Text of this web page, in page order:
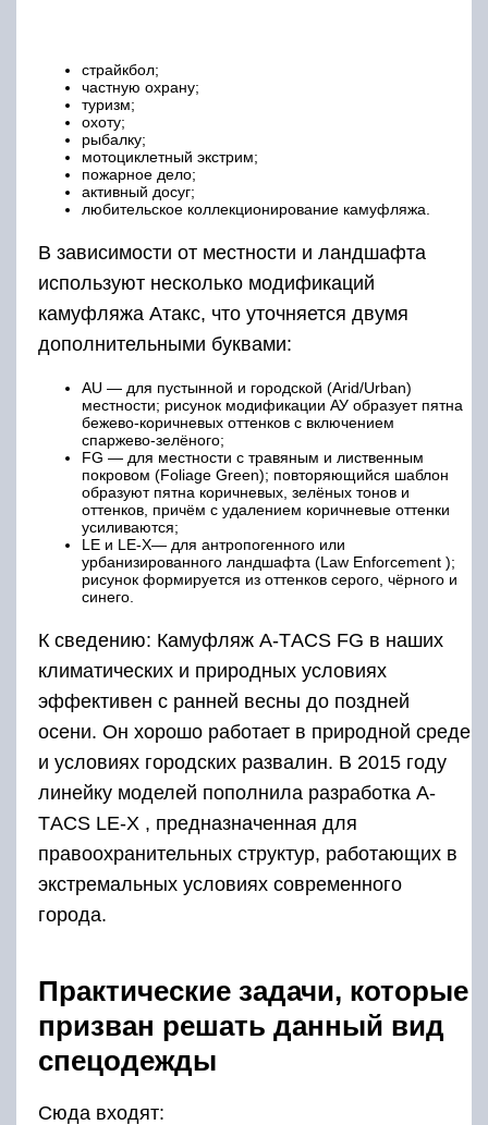
страйкбол;
частную охрану;
туризм;
охоту;
рыбалку;
мотоциклетный экстрим;
пожарное дело;
активный досуг;
любительское коллекционирование камуфляжа.
В зависимости от местности и ландшафта
используют несколько модификаций
камуфляжа Атакс, что уточняется двумя
дополнительными буквами:
AU — для пустынной и городской (Arid/Urban)
местности; рисунок модификации АУ образует пятна
бежево-коричневых оттенков с включением
спаржево-зелёного;
FG — для местности с травяным и лиственным
покровом (Foliage Green); повторяющийся шаблон
образуют пятна коричневых, зелёных тонов и
оттенков, причём с удалением коричневые оттенки
усиливаются;
LE и LE-X— для антропогенного или
урбанизированного ландшафта (Law Enforcement );
рисунок формируется из оттенков серого, чёрного и
синего.
К сведению: Камуфляж А-ТACS FG в наших
климатических и природных условиях
эффективен с ранней весны до поздней
осени. Он хорошо работает в природной среде
и условиях городских развалин. В 2015 году
линейку моделей пополнила разработка А-
ТACS LE-X , предназначенная для
правоохранительных структур, работающих в
экстремальных условиях современного
города.
Практические задачи, которые
призван решать данный вид
спецодежды
Сюда входят: